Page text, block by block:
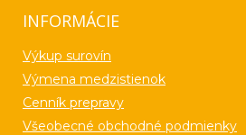
INFORMÁCIE
Výkup surovín
Výmena medzistienok
Cenník prepravy
Všeobecné obchodné podmienky